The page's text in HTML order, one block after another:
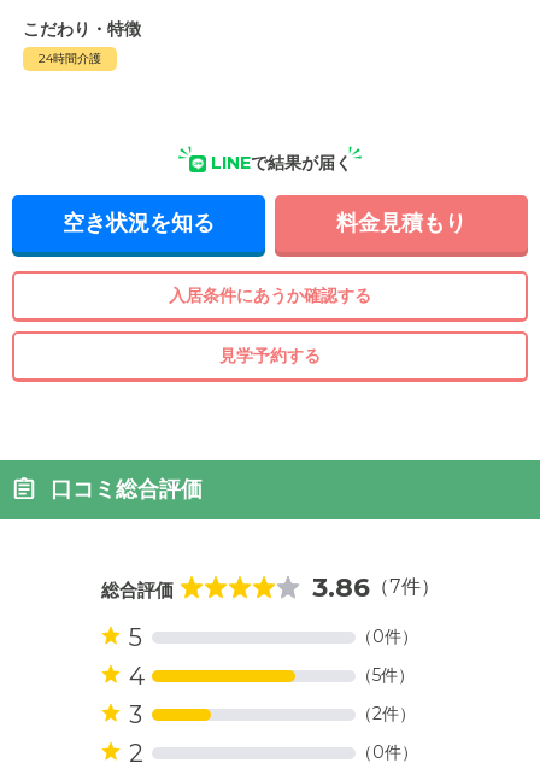
こだわり・特徴
24時間介護
LINEで結果が届く
空き状況を知る 料金見積もり
入居条件にあうか確認する
見学予約する
口コミ総合評価
総合評価 3.86（7件）
5 （0件）
4 （5件）
3 （2件）
2 （0件）